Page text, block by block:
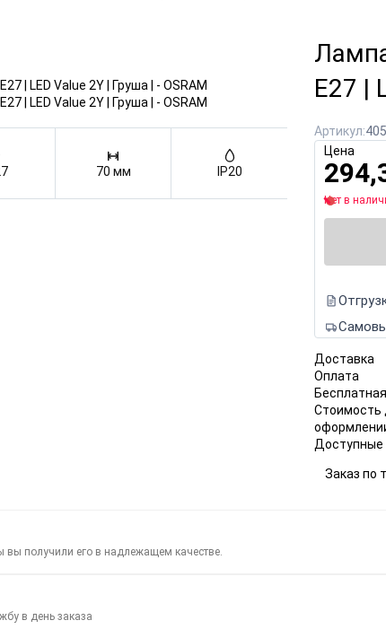
70 мм IP20
E27 |
Артикул:
Цена
Нет в
Доставка
Оплата
Стоимость
Доступные
Заказ по
получили его в надлежащем качестве.
в день заказа